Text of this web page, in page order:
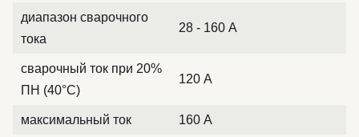
диапазон сварочного
тока
28 - 160 А
сварочный ток при 20%
ПН (40°C)
120 А
максимальный ток 160 А